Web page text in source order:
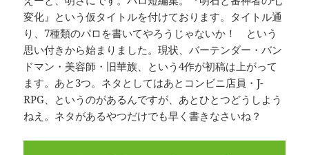
変化』という仮タイトルを付けております。タイトル通
り、7種類のパロを書いてやろうじゃないか！ という
思い付きから始まりました。現状、バーテンダー・バン
ドマン・美容師・旧華族、という4作が初稿は上がって
ます。あと3つ。ネタとしてはあとコンビニ店員・J-
RPG、というのがあるんですが、あとひとつどうしよう
ねえ。ネタがあるやつだけでも早く書きなさいね？